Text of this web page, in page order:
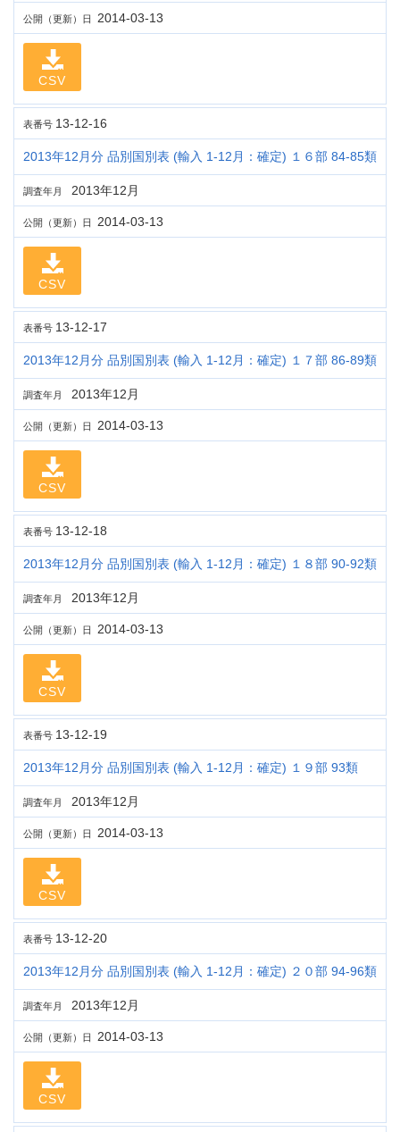
公開（更新）日 2014-03-13
CSV
表番号 13-12-16
2013年12月分 品別国別表 (輸入 1-12月：確定) １６部 84-85類
調査年月 2013年12月
公開（更新）日 2014-03-13
CSV
表番号 13-12-17
2013年12月分 品別国別表 (輸入 1-12月：確定) １７部 86-89類
調査年月 2013年12月
公開（更新）日 2014-03-13
CSV
表番号 13-12-18
2013年12月分 品別国別表 (輸入 1-12月：確定) １８部 90-92類
調査年月 2013年12月
公開（更新）日 2014-03-13
CSV
表番号 13-12-19
2013年12月分 品別国別表 (輸入 1-12月：確定) １９部 93類
調査年月 2013年12月
公開（更新）日 2014-03-13
CSV
表番号 13-12-20
2013年12月分 品別国別表 (輸入 1-12月：確定) ２０部 94-96類
調査年月 2013年12月
公開（更新）日 2014-03-13
CSV